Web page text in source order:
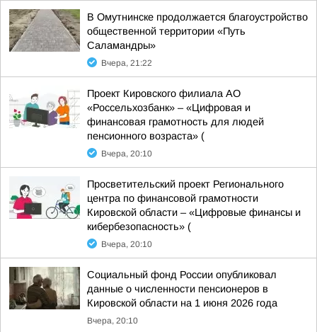
В Омутнинске продолжается благоустройство
общественной территории «Путь
Саламандры»
Вчера, 21:22
Проект Кировского филиала АО
«Россельхозбанк» – «Цифровая и
финансовая грамотность для людей
пенсионного возраста» (
Вчера, 20:10
Просветительский проект Регионального
центра по финансовой грамотности
Кировской области – «Цифровые финансы и
кибербезопасность» (
Вчера, 20:10
Социальный фонд России опубликовал
данные о численности пенсионеров в
Кировской области на 1 июня 2026 года
Вчера, 20:10